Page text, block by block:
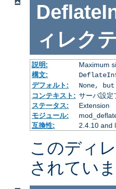
ィレク
説明:
Maximum
構文:
デフォルト:
None,
コンテキスト: サーバ設定
ステータス:
Extension
モジュール:
互換性:
2.4.10 and
このディ
されてい